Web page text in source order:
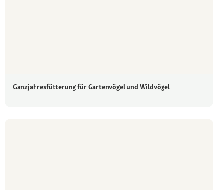
Ganzjahresfütterung für Gartenvögel und Wildvögel